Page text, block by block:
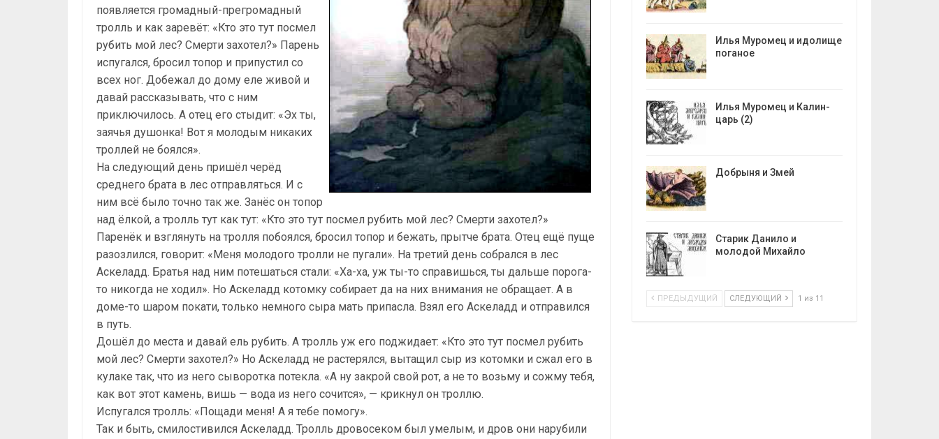
появляется громадный-прегромадный
тролль и как заревёт: «Кто это тут посмел
рубить мой лес? Смерти захотел?» Парень
испугался, бросил топор и припустил со
всех ног. Добежал до дому еле живой и
давай рассказывать, что с ним
приключилось. А отец его стыдит: «Эх ты,
заячья душонка! Вот я молодым никаких
троллей не боялся».
На следующий день пришёл черёд
среднего брата в лес отправляться. И с
ним всё было точно так же. Занёс он топор
над ёлкой, а тролль тут как тут: «Кто это тут посмел рубить мой лес? Смерти захотел?»
Паренёк и взглянуть на тролля побоялся, бросил топор и бежать, прытче брата. Отец ещё пуще
разозлился, говорит: «Меня молодого тролли не пугали». На третий день собрался в лес
Аскеладд. Братья над ним потешаться стали: «Ха-ха, уж ты-то справишься, ты дальше порога-
то никогда не ходил». Но Аскеладд котомку собирает да на них внимания не обращает. А в
доме-то шаром покати, только немного сыра мать припасла. Взял его Аскеладд и отправился
в путь.
Дошёл до места и давай ель рубить. А тролль уж его поджидает: «Кто это тут посмел рубить
мой лес? Смерти захотел?» Но Аскеладд не растерялся, вытащил сыр из котомки и сжал его в
кулаке так, что из него сыворотка потекла. «А ну закрой свой рот, а не то возьму и сожму тебя,
как вот этот камень, вишь — вода из него сочится», — крикнул он троллю.
Испугался тролль: «Пощади меня! А я тебе помогу».
Так и быть, смилостивился Аскеладд. Тролль дровосеком был умелым, и дров они нарубили
Илья Муромец и идолище
поганое
Илья Муромец и Калин-
царь (2)
Добрыня и Змей
Старик Данило и
молодой Михайло
ПРЕДЫДУЩИЙ СЛЕДУЮЩИЙ 1 из 11